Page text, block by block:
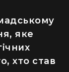
яке
хто став